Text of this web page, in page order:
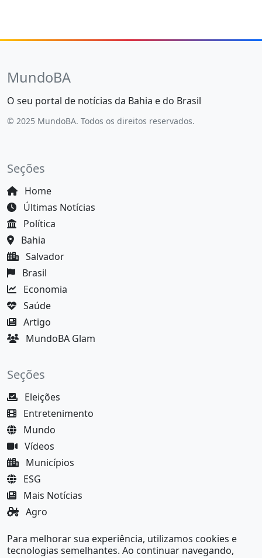
MundoBA
O seu portal de notícias da Bahia e do Brasil
© 2025 MundoBA. Todos os direitos reservados.
Seções
Home
Últimas Notícias
Política
Bahia
Salvador
Brasil
Economia
Saúde
Artigo
MundoBA Glam
Seções
Eleições
Entretenimento
Mundo
Vídeos
Municípios
ESG
Mais Notícias
Agro
MundoBA Black
Para melhorar sua experiência, utilizamos cookies e
tecnologias semelhantes. Ao continuar navegando,